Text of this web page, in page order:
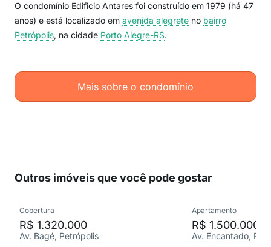
O condomínio Edificio Antares foi construído em 1979 (há 47
anos) e está localizado em avenida alegrete no bairro
Petrópolis, na cidade Porto Alegre-RS.
Mais sobre o condomínio
Outros imóveis que você pode gostar
Cobertura
R$ 1.320.000
Av. Bagé, Petrópolis
Apartamento
R$ 1.500.000
Av. Encantado,